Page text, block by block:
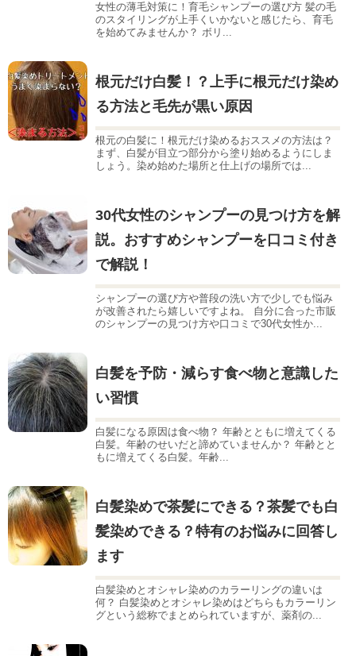
女性の薄毛対策に！育毛シャンプーの選び方 髪の毛
のスタイリングが上手くいかないと感じたら、育毛
を始めてみませんか？ ボリ...
根元だけ白髪！？上手に根元だけ染め
る方法と毛先が黒い原因
根元の白髪に！根元だけ染めるおススメの方法は？
まず、白髪が目立つ部分から塗り始めるようにしま
しょう。染め始めた場所と仕上げの場所では...
30代女性のシャンプーの見つけ方を解
説。おすすめシャンプーを口コミ付き
で解説！
シャンプーの選び方や普段の洗い方で少しでも悩み
が改善されたら嬉しいですよね。 自分に合った市販
のシャンプーの見つけ方や口コミで30代女性か...
白髪を予防・減らす食べ物と意識した
い習慣
白髪になる原因は食べ物？ 年齢とともに増えてくる
白髪。年齢のせいだと諦めていませんか？ 年齢とと
もに増えてくる白髪。年齢...
白髪染めで茶髪にできる？茶髪でも白
髪染めできる？特有のお悩みに回答し
ます
白髪染めとオシャレ染めのカラーリングの違いは
何？ 白髪染めとオシャレ染めはどちらもカラーリン
グという総称でまとめられていますが、薬剤の...